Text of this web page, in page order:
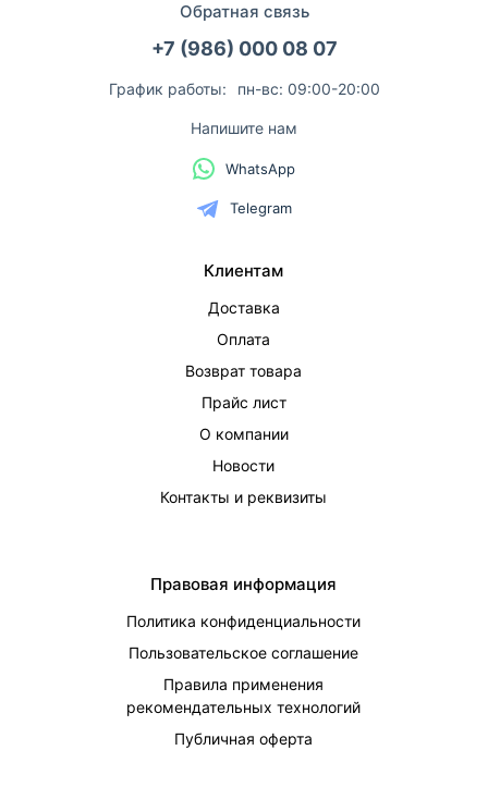
Обратная связь
+7 (986) 000 08 07
График работы: пн-вс: 09:00-20:00
Напишите нам
WhatsApp
Telegram
Клиентам
Доставка
Оплата
Возврат товара
Прайс лист
О компании
Новости
Контакты и реквизиты
Правовая информация
Политика конфиденциальности
Пользовательское соглашение
Правила применения
рекомендательных технологий
Публичная оферта